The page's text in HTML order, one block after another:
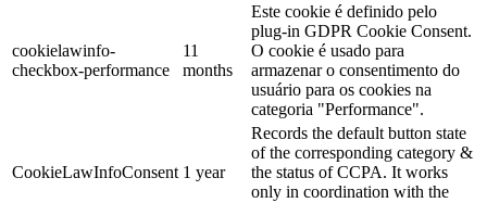
cookielawinfo-
checkbox-performance
11
months
Este cookie é definido pelo
plug-in GDPR Cookie Consent.
O cookie é usado para
armazenar o consentimento do
usuário para os cookies na
categoria "Performance".
CookieLawInfoConsent 1 year
Records the default button state
of the corresponding category &
the status of CCPA. It works
only in coordination with the